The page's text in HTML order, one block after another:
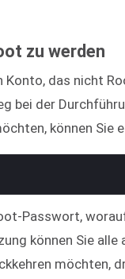
zu werden
Konto, das nicht
bei der
können Sie
Passwort,
können Sie
möchten,